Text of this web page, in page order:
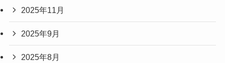
2025年11月
2025年9月
2025年8月